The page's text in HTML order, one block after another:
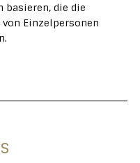
basieren, die die
Einzelpersonen